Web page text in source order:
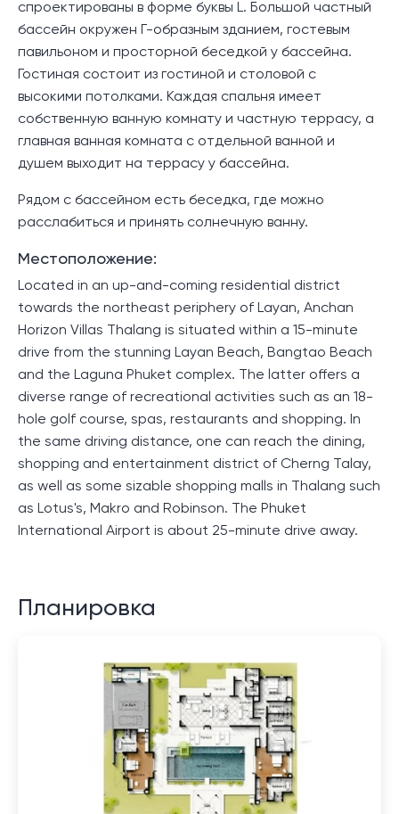
спроектированы в форме буквы L. Большой частный
бассейн окружен Г-образным зданием, гостевым
павильоном и просторной беседкой у бассейна.
Гостиная состоит из гостиной и столовой с
высокими потолками. Каждая спальня имеет
собственную ванную комнату и частную террасу, а
главная ванная комната с отдельной ванной и
душем выходит на террасу у бассейна.
Рядом с бассейном есть беседка, где можно
расслабиться и принять солнечную ванну.
Местоположение:
Located in an up-and-coming residential district
towards the northeast periphery of Layan, Anchan
Horizon Villas Thalang is situated within a 15-minute
drive from the stunning Layan Beach, Bangtao Beach
and the Laguna Phuket complex. The latter offers a
diverse range of recreational activities such as an 18-
hole golf course, spas, restaurants and shopping. In
the same driving distance, one can reach the dining,
shopping and entertainment district of Cherng Talay,
as well as some sizable shopping malls in Thalang such
as Lotus's, Makro and Robinson. The Phuket
International Airport is about 25-minute drive away.
Планировка